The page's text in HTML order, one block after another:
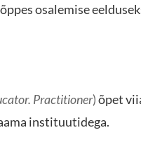
osalemise
Practitioner)õpet
instituutidega.